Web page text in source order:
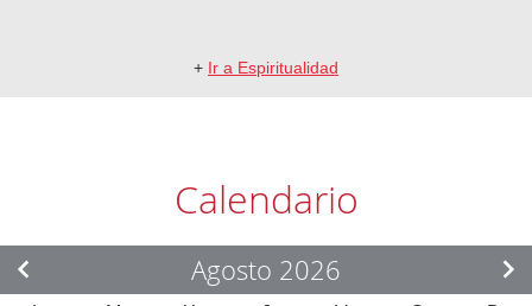
+ Ir a Espiritualidad
Calendario
Agosto 2026